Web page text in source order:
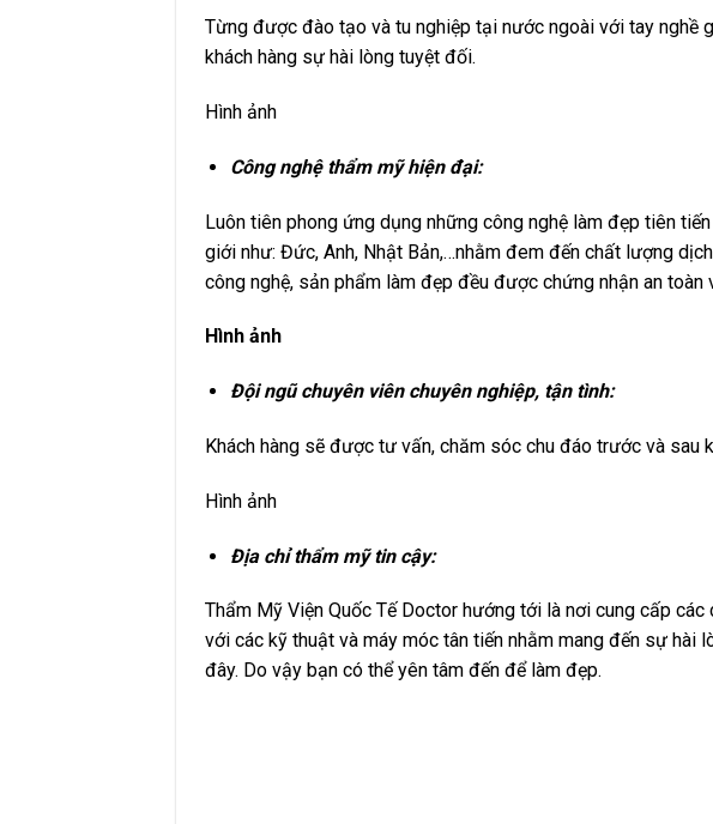
Từng được đào tạo và tu nghiệp tại nước ngoài với tay nghề
khách hàng sự hài lòng tuyệt đối.
Hình ảnh
Công nghệ thẩm mỹ hiện đại:
Luôn tiên phong ứng dụng những công nghệ làm đẹp tiên
giới như: Đức, Anh, Nhật Bản,…nhằm đem đến chất lượng
công nghệ, sản phẩm làm đẹp đều được chứng nhận an toàn
Hình ảnh
Đội ngũ chuyên viên chuyên nghiệp, tận tình:
Khách hàng sẽ được tư vấn, chăm sóc chu đáo trước và sau
Hình ảnh
Địa chỉ thẩm mỹ tin cậy:
Thẩm Mỹ Viện Quốc Tế Doctor hướng tới là nơi cung cấp
với các kỹ thuật và máy móc tân tiến nhằm mang đến sự hài
đây. Do vậy bạn có thể yên tâm đến để làm đẹp.